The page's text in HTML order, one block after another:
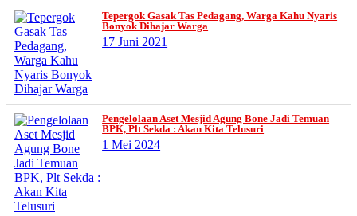
Tepergok Gasak Tas Pedagang, Warga Kahu Nyaris
Bonyok Dihajar Warga
17 Juni 2021
Pengelolaan Aset Mesjid Agung Bone Jadi Temuan
BPK, Plt Sekda : Akan Kita Telusuri
1 Mei 2024